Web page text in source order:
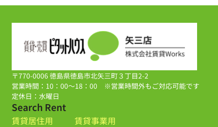
〒770-0006 徳島県徳島市北矢三町３丁目2-2
営業時間：10：00～18：00 ※営業時間外もご対応可能です
定休日：水曜日
Search Rent
賃貸居住用
賃貸事業用